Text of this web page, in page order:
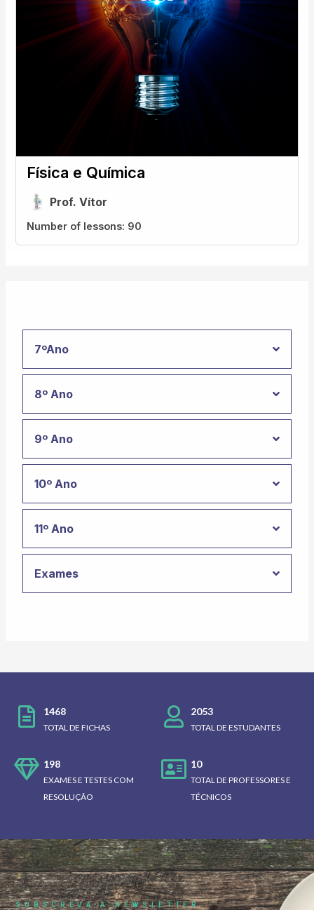
7ºAno
8º Ano
9º Ano
10º Ano
11º Ano
Exames
Física e Química
Prof. Vítor
Number of lessons: 90
1468
TOTAL DE FICHAS
2053
TOTAL DE ESTUDANTES
198
EXAMES E TESTES COM
RESOLUÇÃO
10
TOTAL DE PROFESSORES E
TÉCNICOS
SUBSCREVA A NEWSLETTER